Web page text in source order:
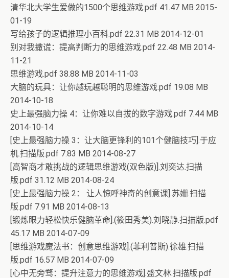
清华北大学生爱做的1500个思维游戏.pdf 41.47 MB 2015-
01-19
写给孩子的逻辑推理小百科.pdf 22.31 MB 2014-12-01
别对我撒谎：提高判断力的思维游戏.pdf 22.48 MB 2014-
11-21
思维游戏.pdf 38.88 MB 2014-11-03
大脑的玩具：让你越玩越聪明的思维游戏.pdf 19.08 MB
2014-10-18
史上最强脑力操 4：让你难以自拔的数字游戏.pdf 7.44 MB
2014-10-14
[史上最强脑力操 3：让大脑更锋利的101个健脑技巧].于应
机.扫描版.pdf 7.83 MB 2014-08-27
[高智商才敢挑战的逻辑思维游戏(双色版)].刘奕达.扫描
版.pdf 31.12 MB 2014-08-24
[史上最强脑力操 2： 让人惊呼神奇的创意课].苏姗.扫描
版.pdf 7.91 MB 2014-08-13
[锻炼眼力轻松快乐健脑革命].(筱田秀美).刘晓静.扫描版.pdf
45.17 MB 2014-07-09
[思维游戏魔法书：创意思维游戏].(菲利普斯).徐雄.扫描
版.pdf 16.57 MB 2014-07-09
[心中无旁骛：提升注意力的思维游戏].盛文林.扫描版.pdf